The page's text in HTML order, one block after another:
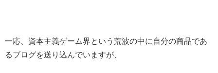
一応、資本主義ゲーム界という荒波の中に自分の商品であ
るブログを送り込んでいますが、